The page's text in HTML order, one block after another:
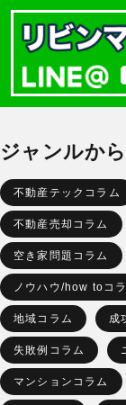
ジャンルか
不動産テックコラム
不動産売却コラム
空き家問題コラム
ノウハウ/how toコ
地域コラム 成
失敗例コラム
マンションコラム